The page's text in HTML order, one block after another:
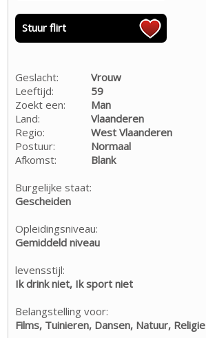
Stuur flirt
Geslacht:
Vrouw
Leeftijd:
59
Zoekt een:
Man
Land:
Vlaanderen
Regio:
West Vlaanderen
Postuur:
Normaal
Afkomst:
Blank
Burgelijke staat:
Gescheiden
Opleidingsniveau:
Gemiddeld niveau
levensstijl:
Ik drink niet, Ik sport niet
Belangstelling voor:
Films, Tuinieren, Dansen, Natuur, Religie